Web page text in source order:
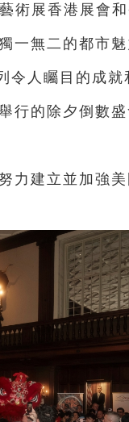
術展香港展會
一無二的都市魅
令人矚目的成就
行的除夕倒數
力建立並加強